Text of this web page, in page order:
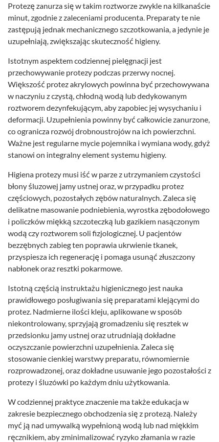
Protezę zanurza się w takim roztworze zwykle na kilkanaście
minut, zgodnie z zaleceniami producenta. Preparaty te nie
zastępują jednak mechanicznego szczotkowania, a jedynie je
uzupełniają, zwiększając skuteczność higieny.
Istotnym aspektem codziennej pielęgnacji jest
przechowywanie protezy podczas przerwy nocnej.
Większość protez akrylowych powinna być przechowywana
w naczyniu z czystą, chłodną wodą lub dedykowanym
roztworem dezynfekującym, aby zapobiec jej wysychaniu i
deformacji. Uzupełnienia powinny być całkowicie zanurzone,
co ogranicza rozwój drobnoustrojów na ich powierzchni.
Ważne jest regularne mycie pojemnika i wymiana wody, gdyż
stanowi on integralny element systemu higieny.
Higiena protezy musi iść w parze z utrzymaniem czystości
błony śluzowej jamy ustnej oraz, w przypadku protez
częściowych, pozostałych zębów naturalnych. Zaleca się
delikatne masowanie podniebienia, wyrostka zębodołowego
i policzków miękką szczoteczką lub gazikiem nasączonym
wodą czy roztworem soli fizjologicznej. U pacjentów
bezzębnych zabieg ten poprawia ukrwienie tkanek,
przyspiesza ich regenerację i pomaga usunąć złuszczony
nabłonek oraz resztki pokarmowe.
Istotną częścią instruktażu higienicznego jest nauka
prawidłowego posługiwania się preparatami klejącymi do
protez. Nadmierne ilości kleju, aplikowane w sposób
niekontrolowany, sprzyjają gromadzeniu się resztek w
przedsionku jamy ustnej oraz utrudniają dokładne
oczyszczanie powierzchni uzupełnienia. Zaleca się
stosowanie cienkiej warstwy preparatu, równomiernie
rozprowadzonej, oraz dokładne usuwanie jego pozostałości z
protezy i śluzówki po każdym dniu użytkowania.
W codziennej praktyce znaczenie ma także edukacja w
zakresie bezpiecznego obchodzenia się z protezą. Należy
myć ją nad umywalką wypełnioną wodą lub nad miękkim
ręcznikiem, aby zminimalizować ryzyko złamania w razie